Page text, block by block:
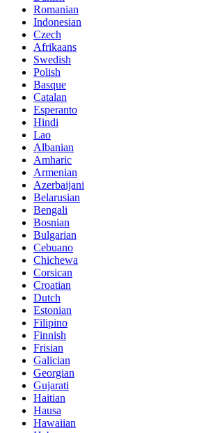
Romanian
Indonesian
Czech
Afrikaans
Swedish
Polish
Basque
Catalan
Esperanto
Hindi
Lao
Albanian
Amharic
Armenian
Azerbaijani
Belarusian
Bengali
Bosnian
Bulgarian
Cebuano
Chichewa
Corsican
Croatian
Dutch
Estonian
Filipino
Finnish
Frisian
Galician
Georgian
Gujarati
Haitian
Hausa
Hawaiian